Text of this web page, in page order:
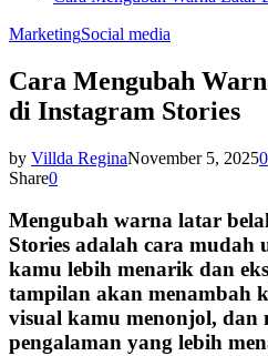
MarketingSocial media
Cara Mengubah
di Instagram Stories
by Villda ReginaNovember 5, 20250
Share0
Mengubah warna latar
Stories adalah cara mudah
kamu lebih menarik dan
tampilan akan menambah
visual kamu menonjol, dan
pengalaman yang lebih